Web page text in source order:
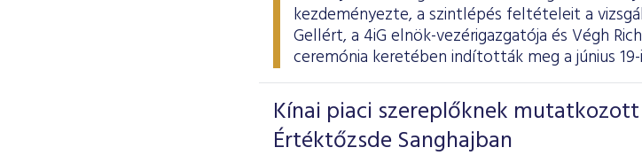
kezdeményezte, a szintlépés feltételeit a
Gellért, a 4iG elnök-vezérigazgatója és Végh
ceremónia keretében indították meg a június
Kínai piaci szereplőknek
Értéktőzsde Sanghajban